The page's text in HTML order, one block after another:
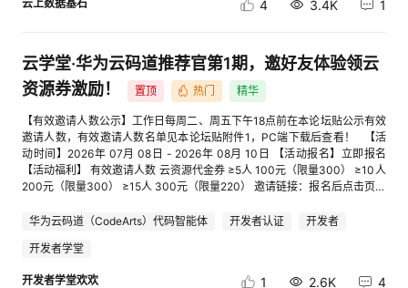
象存储。 | obsfs 对象桶挂载：能解决什么问题？ 简单来说，obsfs 是一款
基于 FUSE 的文件系统工具，它的核心价值在于零代码改造。无论是日志收
集脚本、数据处理任务，还是传统的 Web 应用，都无需修改任何文件读写
逻辑，就能将数据持久化到 OBS。 新能力带来的典型适用场景包括： 日
志、归档数据的自动上传：将本地日志目录挂载为 OBS 桶，新产生的日志
文件自动进入云存储。 数据分析与处理的输入输出：在 Spark、Hadoop 等
计算任务中，直接将 OBS 作为数据源和结果存储池。 遗留系统的存储云
化：对于难以改造的老旧应用，通过挂载方式无缝将数据迁移至 OBS。 不
过需要了解的是，由于对象桶本身的对象语义限制（不支持追加写、随机
象覆盖旧对象”的适配行为。因此，它更适用于顺序读写的场景，而非高并
快速体验这个新能力？以下是将一个 OBS 对象桶挂载到本地的具体操作步
考官网： 方式一：下载并安装obsfs 方式二：通过编译生成obsfs 2. 初始化
云上数据基石 4 3.4K 1
云学堂·华为云码道推荐官第1期，邀好友体验领云
资源券激励！
置顶 热门 精华
【有效邀请人数公示】工作日每周二、周五下午18点前在本论坛贴公示有效
邀请人数，有效邀请人数名单见本论坛贴附件1，PC端下载后查看！ 【活
动时间】2026年 07月 08日 - 2026年 08月 10日 【活动报名】立即报名
【活动福利】 有效邀请人数 云资源代金券 ≥5人 100元（限量300） ≥10人
200元（限量300） ≥15人 300元（限量220） 邀请链接：报名后点击页面
享有礼→③一键开通华为云码道→④下载安装并体验华为云码道产品（需
习进度100%或通过华为云码道微认证并获取证书） 被邀请人参与流程：①
安装并体验华为云码道产品（需Tokens消耗＞0）或完成华为云码道微认证
华为云码道（CodeArts）代码智能体 开发者认证
开发者
开发者学堂
开发者学堂欢欢 1 2.6K 4